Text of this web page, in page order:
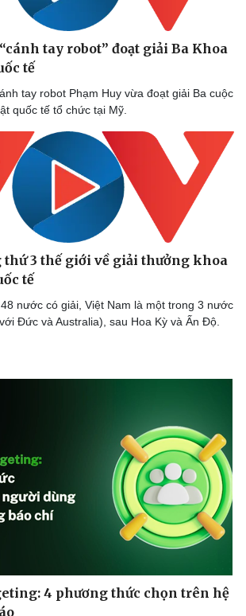
Đời sống
Blog
Tình yêu - Gia đình
tay robot” đoạt giải Ba Khoa
tế
tay robot Phạm Huy vừa đoạt giải Ba cuộc
quốc tế tổ chức tại Mỹ.
thứ 3 thế giới về giải thưởng khoa
tế
nước có giải, Việt Nam là một trong 3 nước
Đức và Australia), sau Hoa Kỳ và Ấn Độ.
4 phương thức chọn trên hệ